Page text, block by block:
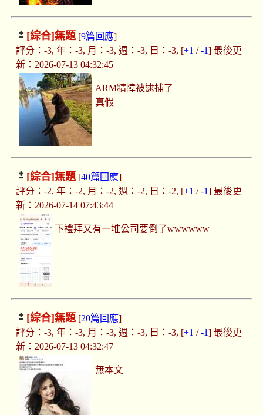
[綜合]無題[9篇回應]
評分：-3, 年：-3, 月：-3, 週：-3, 日：-3, [+1 /-1] 最後更
新：2026-07-13 04:32:45
ARM精障被逮捕了
真假
[綜合]無題[40篇回應]
評分：-2, 年：-2, 月：-2, 週：-2, 日：-2, [+1 /-1] 最後更
新：2026-07-14 07:43:44
下禮拜又有一堆公司要倒了wwwwww
[綜合]無題[20篇回應]
評分：-3, 年：-3, 月：-3, 週：-3, 日：-3, [+1 /-1] 最後更
新：2026-07-13 04:32:47
無本文